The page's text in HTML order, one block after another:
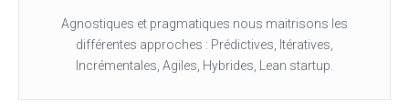
Agnostiques et pragmatiques nous maitrisons les
différentes approches : Prédictives, Itératives,
Incrémentales, Agiles, Hybrides, Lean startup.